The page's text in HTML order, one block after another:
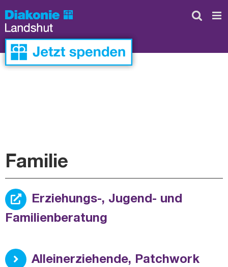
to
content
Familie
Erziehungs-, Jugend- und
Familienberatung
Alleinerziehende, Patchwork